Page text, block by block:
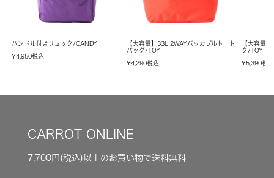
ハンドル付きリュック/CANDY
¥4,950税込
【大容量】33L 2WAYパッカブルトート
バッグ/TOY
¥4,290税込
【大容量
ク/TOY
¥5,390税込
CARROT ONLINE
7,700円(税込)以上のお買い物で送料無料